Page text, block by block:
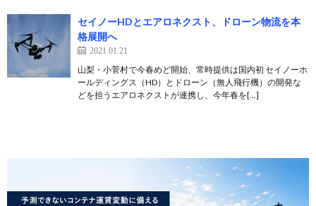
セイノーHDとエアロネクスト、ドローン物流を本
格展開へ
2021.01.21
山梨・小菅村で今春めど開始、常時提供は国内初 セイノーホ
ールディングス（HD）とドローン（無人飛行機）の開発な
どを担うエアロネクストが連携し、今年春を[…]